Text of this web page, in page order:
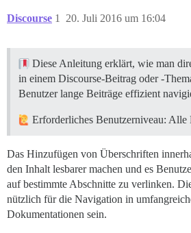
Discourse 20. Juli 2016 um 16:04
1
Diese Anleitung erklärt, wie man
in einem Discourse-Beitrag oder -
Benutzer lange Beiträge effizient
Erforderliches Benutzerniveau: Alle
Das Hinzufügen von Überschriften
den Inhalt lesbarer machen und es
auf bestimmte Abschnitte zu verlinken.
nützlich für die Navigation in
Dokumentationen sein.